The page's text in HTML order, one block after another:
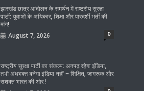
झारखंड छात्र आंदोलन के समर्थन में राष्ट्रीय सुरक्षा
पार्टी: युवाओं के अधिकार, शिक्षा और पारदर्शी भर्ती की
मांग!
August 7, 2026 0
राष्ट्रीय सुरक्षा पार्टी का संकल्प: अनपढ़ रहेगा इंडिया,
तभी अंधभक्त बनेगा इंडिया नहीं – शिक्षित, जागरूक और
सशक्त भारत की ओर !